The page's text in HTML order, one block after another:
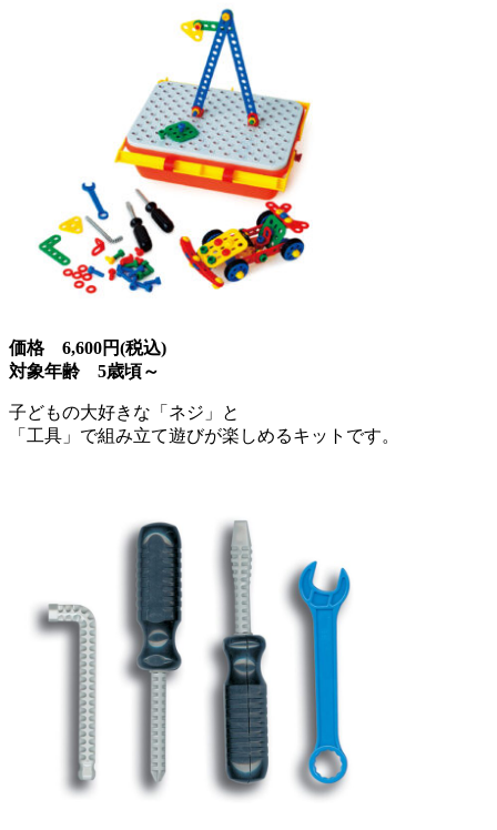
価格 6,600円(税込)
対象年齢 5歳頃～
子どもの大好きな「ネジ」と
「工具」で組み立て遊びが楽しめるキットです。